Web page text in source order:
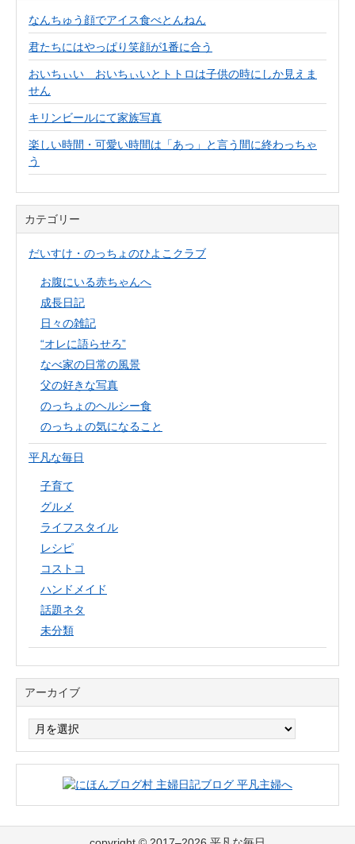
なんちゅう顔でアイス食べとんねん
君たちにはやっぱり笑顔が1番に合う
おいちぃい おいちぃいとトトロは子供の時にしか見えま
せん
キリンビールにて家族写真
楽しい時間・可愛い時間は「あっ」と言う間に終わっちゃ
う
カテゴリー
だいすけ・のっちょのひよこクラブ
お腹にいる赤ちゃんへ
成長日記
日々の雑記
“オレに語らせろ”
なべ家の日常の風景
父の好きな写真
のっちょのヘルシー食
のっちょの気になること
平凡な毎日
子育て
グルメ
ライフスタイル
レシピ
コストコ
ハンドメイド
話題ネタ
未分類
アーカイブ
イ